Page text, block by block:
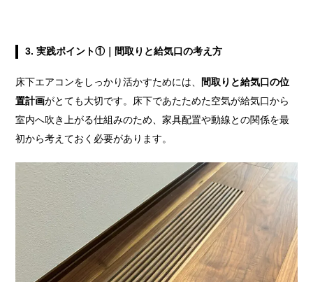
3.実践ポイント①｜間取りと給気口の考え方
床下エアコンをしっかり活かすためには、
間取りと給気口の位
置計画がとても大切です。床下であたためた空気が給気口から
室内へ吹き上がる仕組みのため、家具配置や動線との関係を最
初から考えておく必要があります。